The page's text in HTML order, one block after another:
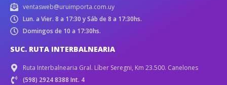
ventasweb@uruimporta.com.uy
Lun. a Vier. 8 a 17:30 y Sáb de 8 a 17:30hs.
Domingos de 10 a 17:30hs.
SUC. RUTA INTERBALNEARIA
Ruta Interbalnearia Gral. Líber Seregni, Km 23.500. Canelones
(598) 2924 8388 Int. 4